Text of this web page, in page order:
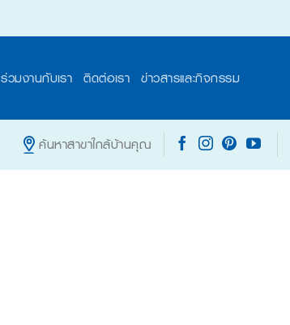
ร่วมงานกับเรา ติดต่อเรา ข่าวสารและกิจกรรม
ค้นหาสาขาใกล้บ้านคุณ